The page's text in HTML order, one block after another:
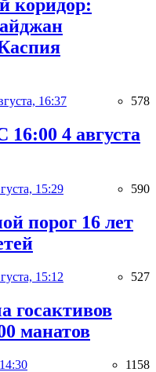
коридор:
16:37 578
4 августа
15:29 590
порог 16 лет
15:12 527
госактивов
манатов
1158